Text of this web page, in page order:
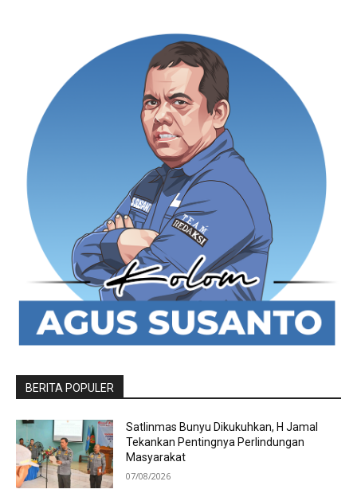
BERITA POPULER
Satlinmas Bunyu Dikukuhkan, H Jamal
Tekankan Pentingnya Perlindungan
Masyarakat
07/08/2026